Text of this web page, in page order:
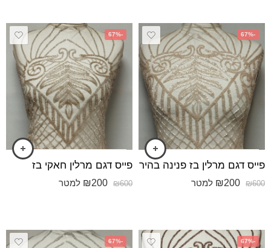
-67%
פייס דגם מרלין בז פנינה בהיר
₪600
₪200 למטר
-67%
פייס דגם מרלין חאקי בז
₪600
₪200 למטר
-67%
-67%